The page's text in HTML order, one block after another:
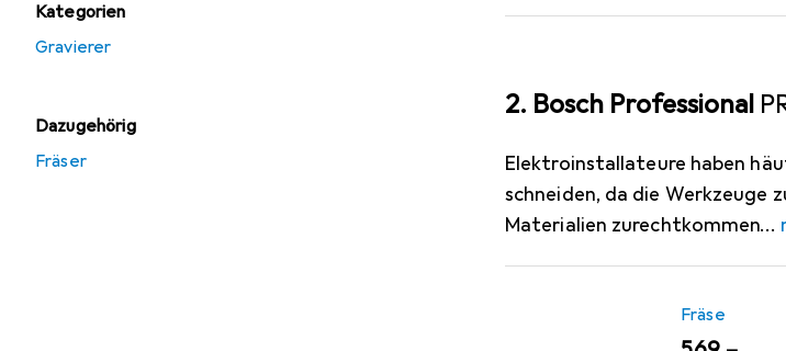
Kategorien
Gravierer
Dazugehörig
Fräser
2. Bosch Professional
Elektroinstallateure haben
schneiden, da die Werkzeuge
Materialien zurechtkommen
Fräse